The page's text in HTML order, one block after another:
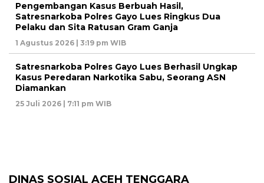
Pengembangan Kasus Berbuah Hasil,
Satresnarkoba Polres Gayo Lues Ringkus Dua
Pelaku dan Sita Ratusan Gram Ganja
1 Agustus 2026 | 3:19 pm WIB
Satresnarkoba Polres Gayo Lues Berhasil Ungkap
Kasus Peredaran Narkotika Sabu, Seorang ASN
Diamankan
25 Juli 2026 | 7:11 pm WIB
DINAS SOSIAL ACEH TENGGARA